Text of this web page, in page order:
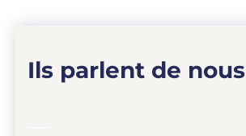
Ils parlent de nous